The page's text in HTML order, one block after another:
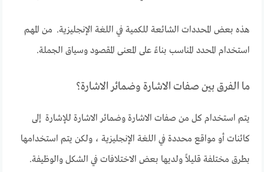
هذه بعض المحددات الشائعة للكمية في اللغة الإنجليزية. من المهم
استخدام المحدد المناسب بناءً على المعنى المقصود وسياق الجملة.
ما الفرق بين صفات الاشارة وضمائر الاشارة؟
يتم استخدام كل من صفات الاشارة وضمائر الاشارة للإشارة إلى
كائنات أو مواقع محددة في اللغة الإنجليزية ، ولكن يتم استخدامها
بطرق مختلفة قليلاً ولديها بعض الاختلافات في الشكل والوظيفة.